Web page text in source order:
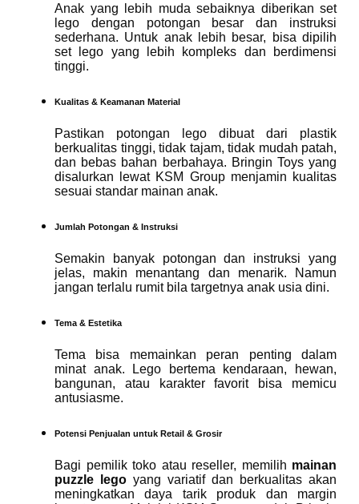
Anak yang lebih muda sebaiknya diberikan set
lego dengan potongan besar dan instruksi
sederhana. Untuk anak lebih besar, bisa dipilih
set lego yang lebih kompleks dan berdimensi
tinggi.
Kualitas & Keamanan Material
Pastikan potongan lego dibuat dari plastik
berkualitas tinggi, tidak tajam, tidak mudah patah,
dan bebas bahan berbahaya. Bringin Toys yang
disalurkan lewat KSM Group menjamin kualitas
sesuai standar mainan anak.
Jumlah Potongan & Instruksi
Semakin banyak potongan dan instruksi yang
jelas, makin menantang dan menarik. Namun
jangan terlalu rumit bila targetnya anak usia dini.
Tema & Estetika
Tema bisa memainkan peran penting dalam
minat anak. Lego bertema kendaraan, hewan,
bangunan, atau karakter favorit bisa memicu
antusiasme.
Potensi Penjualan untuk Retail & Grosir
Bagi pemilik toko atau reseller, memilih mainan
puzzle lego yang variatif dan berkualitas akan
meningkatkan daya tarik produk dan margin